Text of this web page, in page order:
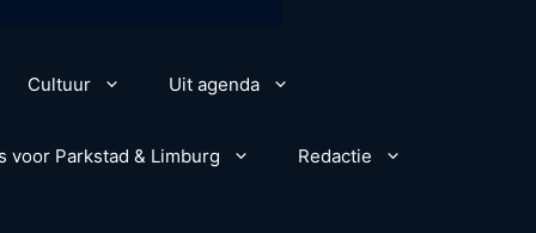
Cultuur Uit agenda
voor Parkstad & Limburg Redactie